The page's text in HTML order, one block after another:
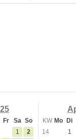
Fr Sa So
1
2
KW Mo Di
14
1